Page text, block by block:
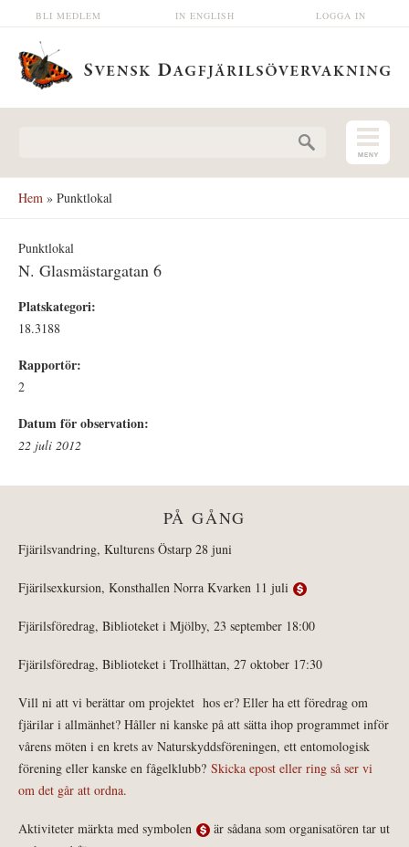
Hoppa till huvudinnehåll LOGGA IN
IN ENGLISH
BLI MEDLEM
Hem » Punktlokal
Punktlokal
N. Glasmästargatan 6
Platskategori:
18.3188
Rapportör:
2
Datum för observation:
22 juli 2012
PÅ GÅNG
Fjärilsvandring, Kulturens Östarp 28 juni
Fjärilsexkursion, Konsthallen Norra Kvarken 11 juli
Fjärilsföredrag, Biblioteket i Mjölby, 23 september 18:00
Fjärilsföredrag, Biblioteket i Trollhättan, 27 oktober 17:30
Vill ni att vi berättar om projektet hos er? Eller ha ett föredrag om
fjärilar i allmänhet? Håller ni kanske på att sätta ihop programmet inför
vårens möten i en krets av Naturskyddsföreningen, ett entomologisk
förening eller kanske en fågelklubb? Skicka epost eller ring så ser vi
om det går att ordna.
Aktiviteter märkta med symbolen
är sådana som organisatören tar ut